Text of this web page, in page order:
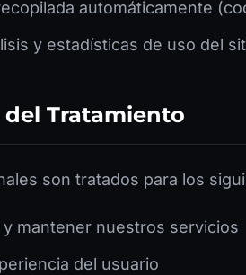
automáticamente
y estadísticas de uso del
del Tratamiento
son tratados para los
mantener nuestros servicios
del usuario